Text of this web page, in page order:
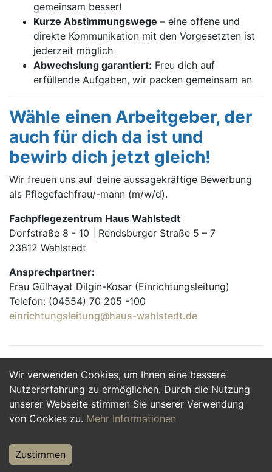
Wir verwenden Cookies, um Ihnen eine bessere
Nutzererfahrung zu ermöglichen. Durch die Nutzung
unserer Webseite stimmen Sie unserer Verwendung
von Cookies zu. Mehr Informationen
Zustimmen
gemeinsam besser!
Kurze Abstimmungswege – eine offene und
direkte Kommunikation mit den Vorgesetzten ist
jederzeit möglich
Abwechslung garantiert: Freu dich auf
erfüllende Aufgaben, wir packen gemeinsam an
Wähle einen Arbeitgeber, der
auch für dich da ist und
bewirb dich jetzt gleich!
Wir freuen uns auf deine aussagekräftige Bewerbung
als Pflegefachfrau/-mann (m/w/d).
Fachpflegezentrum Haus Wahlstedt
Dorfstraße 8 - 10 | Rendsburger Straße 5 – 7
23812 Wahlstedt
Ansprechpartner:
Frau Gülhayat Dilgin-Kosar (Einrichtungsleitung)
Telefon: (04554) 70 205 -100
einrichtungsleitung@haus-wahlstedt.de
Jetzt Bewerben